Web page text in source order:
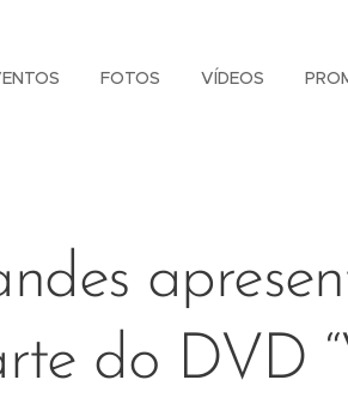
FOTOS VÍDEOS
do DVD